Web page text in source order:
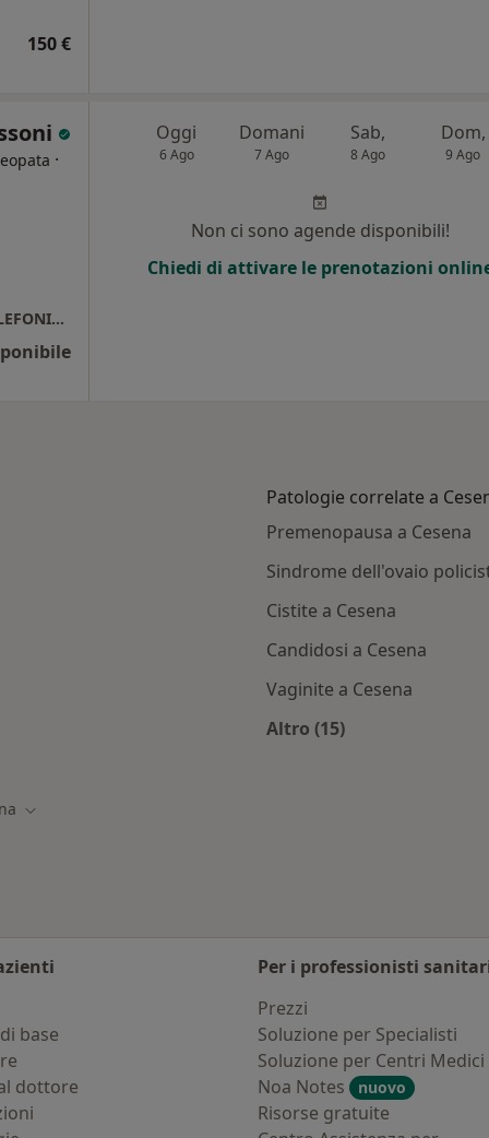
150 €
·
Studio privato - SI PREGA DI PRENOTARE TELEFONICAMENTE
Oggi
6 Ago
Domani
7 Ago
Sab,
8 Ago
Dom,
9 Ago
Non ci sono agende disponibili!
Chiedi di attivare le prenotazioni
Patologie correlate a
Premenopausa a Cesena
Sindrome dell'ovaio
Cistite a Cesena
Candidosi a Cesena
Vaginite a Cesena
Altro (15)
Cambia città
base
dottore
Per i professionisti
Prezzi
Soluzione per Specialisti
Soluzione per Centri Medici
Noa Notes
nuovo
Risorse gratuite